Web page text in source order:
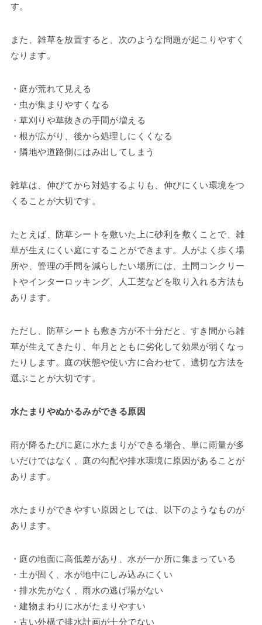
す。
また、雑草を放置すると、次のような問題が起こりやすく
なります。
・庭が荒れて見える
・虫が集まりやすくなる
・草刈りや草抜きの手間が増える
・根が広がり、後から処理しにくくなる
・隣地や道路側にはみ出してしまう
雑草は、伸びてから対処するよりも、伸びにくい環境をつ
くることが大切です。
たとえば、防草シートを敷いた上に砂利を敷くことで、雑
草が生えにくい庭にすることができます。人がよく歩く場
所や、管理の手間を減らしたい場所には、土間コンクリー
トやインターロッキング、人工芝などを取り入れる方法も
あります。
ただし、防草シートも敷き方が不十分だと、すき間から雑
草が生えてきたり、年月とともに劣化して効果が弱くなっ
たりします。庭の状態や使い方に合わせて、適切な方法を
選ぶことが大切です。
水たまりやぬかるみができる原因
雨が降るたびに庭に水たまりができる場合、単に雨量が多
いだけではなく、庭の勾配や排水環境に原因があることが
あります。
水たまりができやすい原因としては、以下のようなものが
あります。
・庭の地面に高低差があり、水が一か所に集まっている
・土が固く、水が地中にしみ込みにくい
・排水先がなく、雨水の逃げ場がない
・建物まわりに水がたまりやすい
・古い外構で排水計画が十分でない